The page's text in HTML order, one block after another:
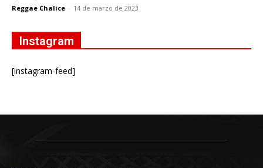
Reggae Chalice - 14 de marzo de 2023
Instagram
[instagram-feed]